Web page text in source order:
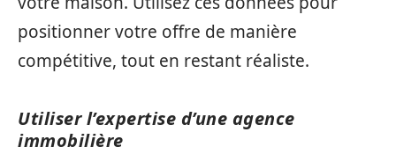
positionner votre offre de manière
compétitive, tout en restant réaliste.
Utiliser l’expertise d’une agence
immobilière